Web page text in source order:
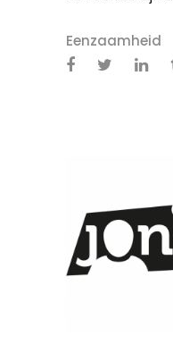
Eenzaamheid